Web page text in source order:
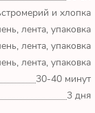
и хлопка
лента, упаковка
лента, упаковка
лента, упаковка
30-40 минут
3 дня